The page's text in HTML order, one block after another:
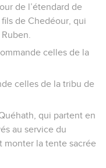
de l’étendard de
fils de Chedéour, qui
celles de la
celles de la tribu de
qui partent en
au service du
monter la tente sacrée